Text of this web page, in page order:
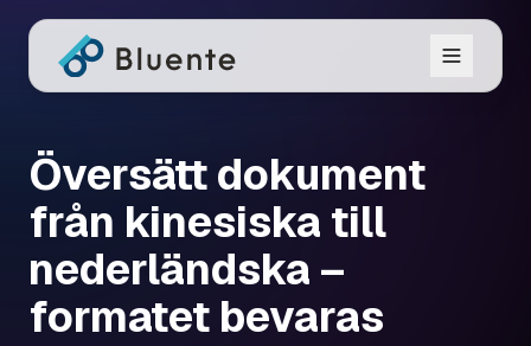
Översätt dokument
från kinesiska till
nederländska –
formatet bevaras